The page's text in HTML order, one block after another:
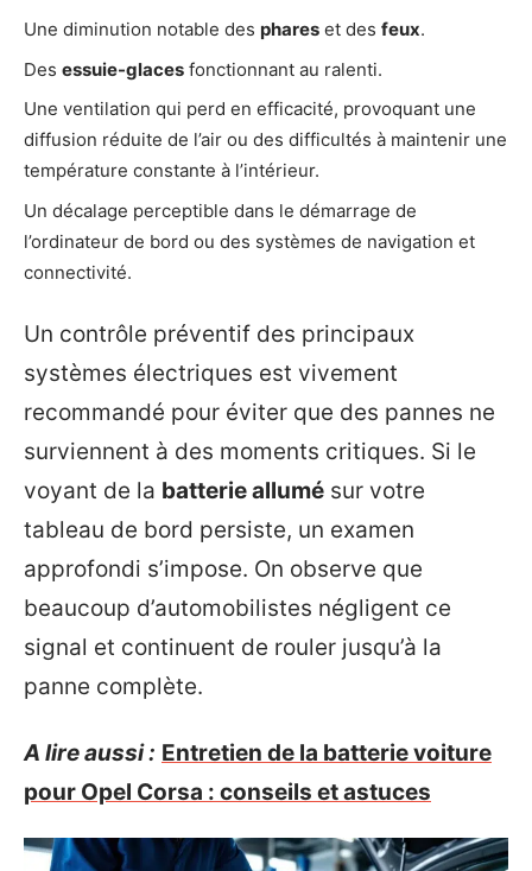
Une diminution notable des phares et des feux.
Des essuie-glaces fonctionnant au ralenti.
Une ventilation qui perd en efficacité, provoquant une
diffusion réduite de l’air ou des difficultés à maintenir une
température constante à l’intérieur.
Un décalage perceptible dans le démarrage de
l’ordinateur de bord ou des systèmes de navigation et
connectivité.
Un contrôle préventif des principaux
systèmes électriques est vivement
recommandé pour éviter que des pannes ne
surviennent à des moments critiques. Si le
voyant de la batterie allumé sur votre
tableau de bord persiste, un examen
approfondi s’impose. On observe que
beaucoup d’automobilistes négligent ce
signal et continuent de rouler jusqu’à la
panne complète.
A lire aussi : Entretien de la batterie voiture
pour Opel Corsa : conseils et astuces